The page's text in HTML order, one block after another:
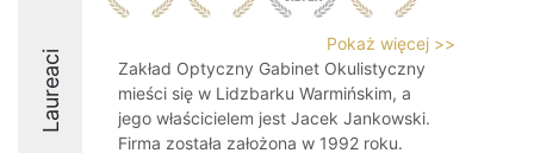
Laureaci
Pokaż więcej >>
Zakład Optyczny Gabinet Okulistyczny
mieści się w Lidzbarku Warmińskim, a
jego właścicielem jest Jacek Jankowski.
Firma została założona w 1992 roku.